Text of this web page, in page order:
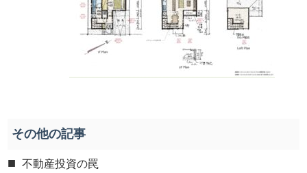
その他の記事
不動産投資の罠